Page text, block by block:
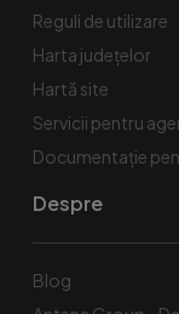
Reguli de utilizare
Harta județelor
Hartă site
Servicii pentru
Documentație
Despre
Blog